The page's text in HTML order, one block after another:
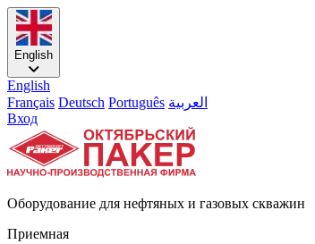
English
English
Français Deutsch Português العربية
Вход
Оборудование для нефтяных и газовых скважин
Приемная